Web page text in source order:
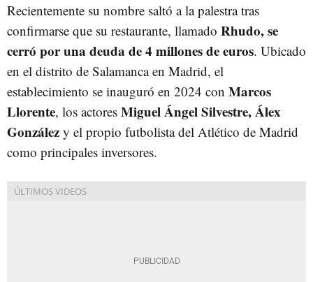
Recientemente su nombre saltó a la palestra tras
confirmarse que su restaurante, llamado Rhudo, se
cerró por una deuda de 4 millones de euros. Ubicado
en el distrito de Salamanca en Madrid, el
establecimiento se inauguró en 2024 con Marcos
Llorente, los actores Miguel Ángel Silvestre, Álex
González y el propio futbolista del Atlético de Madrid
como principales inversores.